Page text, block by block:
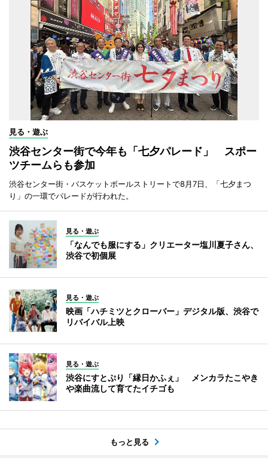
見る・遊ぶ
渋谷センター街で今年も「七夕パレード」 スポー
ツチームらも参加
渋谷センター街・バスケットボールストリートで8月7日、「七夕まつ
り」の一環でパレードが行われた。
見る・遊ぶ
「なんでも服にする」クリエーター塩川夏子さん、
渋谷で初個展
見る・遊ぶ
映画「ハチミツとクローバー」デジタル版、渋谷で
リバイバル上映
見る・遊ぶ
渋谷にすとぷり「縁日かふぇ」 メンカラたこやき
や楽曲流して育てたイチゴも
もっと見る